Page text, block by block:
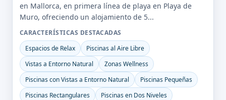
en Mallorca, en primera línea de playa en Playa de
Muro, ofreciendo un alojamiento de 5...
CARACTERÍSTICAS DESTACADAS
Espacios de Relax
Piscinas al Aire Libre
Vistas a Entorno Natural
Zonas Wellness
Piscinas con Vistas a Entorno Natural
Piscinas Pequeñas
Piscinas Rectangulares
Piscinas en Dos Niveles